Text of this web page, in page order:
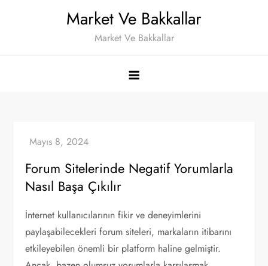
Market Ve Bakkallar
Market Ve Bakkallar
Forum Sitelerinde Negatif Yorumlarla
Nasıl Başa Çıkılır
İnternet kullanıcılarının fikir ve deneyimlerini
paylaşabilecekleri forum siteleri, markaların itibarını
etkileyebilen önemli bir platform haline gelmiştir.